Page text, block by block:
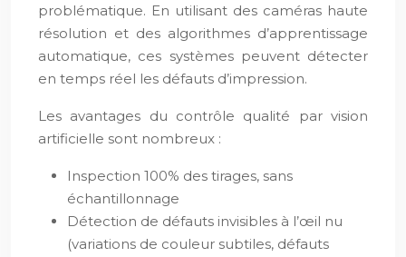
problématique. En utilisant des caméras haute
résolution et des algorithmes d’apprentissage
automatique, ces systèmes peuvent détecter
en temps réel les défauts d’impression.
Les avantages du contrôle qualité par vision
artificielle sont nombreux :
Inspection 100% des tirages, sans
échantillonnage
Détection de défauts invisibles à l’œil nu
(variations de couleur subtiles, défauts